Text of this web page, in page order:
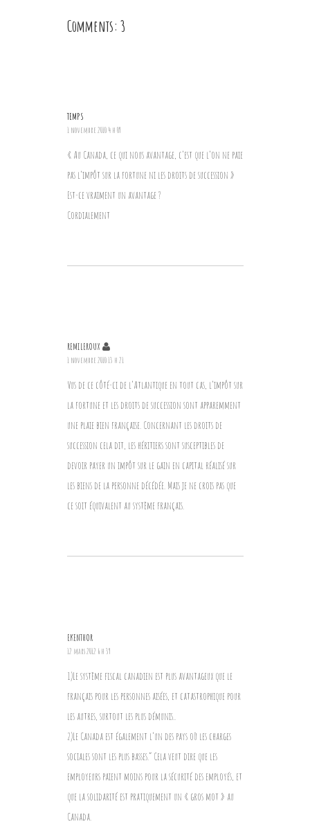
Comments: 3
TEMPS
1 novembre 2010 4 h 09
« Au Canada, ce qui nous avantage, c’est que l’on ne paie
pas l’impôt sur la fortune ni les droits de succession »
Est-ce vraiment un avantage ?
Cordialement
REMILEROUX
1 novembre 2010 13 h 21
Vus de ce côté-ci de l’Atlantique en tout cas, l’impôt sur
la fortune et les droits de succession sont apparemment
une plaie bien française. Concernant les droits de
succession cela dit, les héritiers sont susceptibles de
devoir payer un impôt sur le gain en capital réalisé sur
les biens de la personne décédée. Mais je ne crois pas que
ce soit équivalent au système français.
EKENTHOR
12 mars 2012 6 h 39
1)Le système fiscal canadien est plus avantageux que le
français pour les personnes aisées, et catastrophique pour
les autres, surtout les plus démunis..
2)Le Canada est également l’un des pays où les charges
sociales sont les plus basses.” Cela veut dire que les
employeurs paient moins pour la sécurité des employés, et
que la solidarité est pratiquement un « gros mot » au
Canada.